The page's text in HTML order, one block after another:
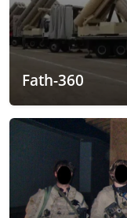
Fath-360